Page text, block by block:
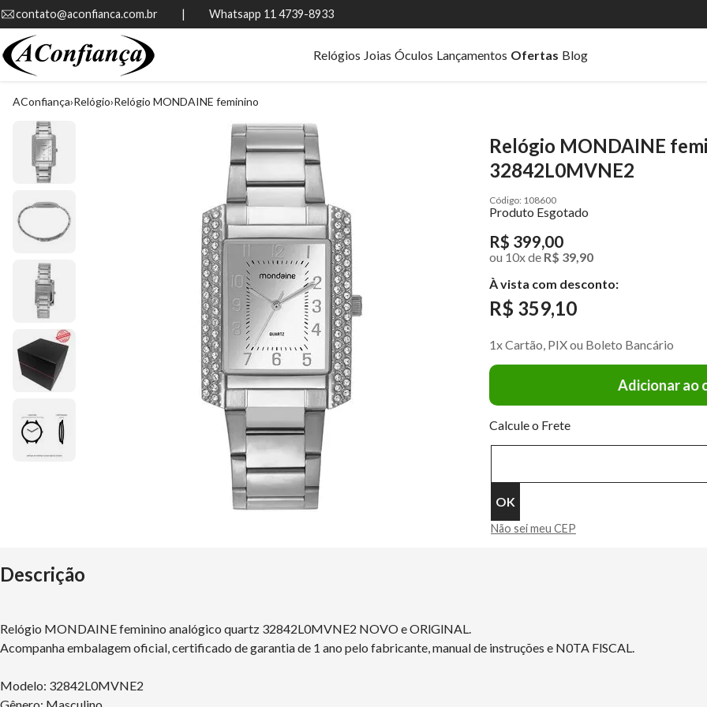
contato@aconfianca.com.br          |          Whatsapp 11 4739-8933
Relógios Joias Óculos Lançamentos Ofertas Blog
AConfiança Relógio Relógio MONDAINE feminino
Relógio MONDAINE
32842L0MVNE2
108600
Produto Esgotado
R$ 399,00
ou 10xde R$ 39,90
À vista com desconto:
R$ 359,10
1x Cartão, PIX ou Boleto Bancário
Adicionar ao
Calcule o Frete
Não sei meu CEP
Descrição
Relógio MONDAINE feminino analógico quartz 32842L0MVNE2 NOVO e ORlGlNAL.
Acompanha embalagem oficial, certificado de garantia de 1 ano pelo fabricante, manual de instruções e N0TA FlSCAL.
Modelo: 32842L0MVNE2